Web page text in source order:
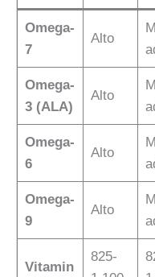
Omega-
7
Alto
Omega-
3 (ALA)
Alto
Omega-
6
Alto
Omega-
9
Alto
Vitamin
825-